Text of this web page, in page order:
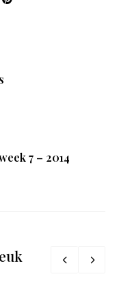
7 – 2014